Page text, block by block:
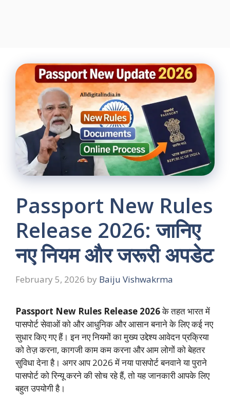
Passport New Rules
Release 2026: जानिए
नए नियम और जरूरी अपडेट
February 5, 2026 by Baiju Vishwakrma
Passport New Rules Release 2026के तहत भारत में
पासपोर्ट सेवाओं को और आधुनिक और आसान बनाने के लिए कई नए
सुधार किए गए हैं। इन नए नियमों का मुख्य उद्देश्य आवेदन प्रक्रिया
को तेज़ करना, कागजी काम कम करना और आम लोगों को बेहतर
सुविधा देना है। अगर आप 2026 में नया पासपोर्ट बनवाने या पुराने
पासपोर्ट को रिन्यू करने की सोच रहे हैं, तो यह जानकारी आपके लिए
बहुत उपयोगी है।